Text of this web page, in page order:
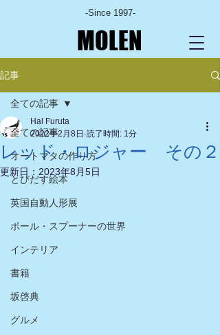
-Since 1997-
MOLEN
記事
全ての記事
オートマタの作り方
とびだす絵本
英国自動人形展
ポール・スプーナーの世界
インテリア
書籍
坂啓典
グルメ
全ての記事
レッド・ロジャー その２
Hal Furuta
2022年2月8日 読了時間: 1分
更新日： 2023年8月5日